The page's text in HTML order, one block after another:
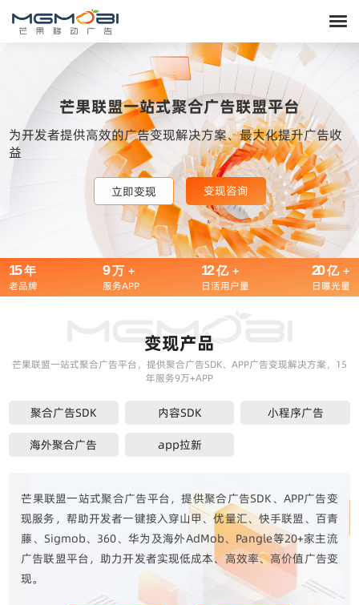
立即变现 变现咨询
芒果联盟一站式聚合广告联盟平台
为开发者提供高效的广告变现解决方案、最大化提升广告收
益
立即变现 变现咨询
立即变现 变现咨询
15 年
老品牌
9 万 +
服务APP
12 亿 +
日活用户量
20 亿 +
日曝光量
变现产品
芒果联盟一站式聚合广告平台，提供聚合广告SDK、APP广告变现解决方案，15
年服务9万+APP
聚合广告SDK 内容SDK
小程序广告
海外聚合广告
app拉新
芒果联盟一站式聚合广告平台，提供聚合广告SDK、APP广告变
现服务，帮助开发者一键接入穿山甲、优量汇、快手联盟、百青
藤、Sigmob、360、华为及海外AdMob、Pangle等20+家主流
广告联盟平台，助力开发者实现低成本、高效率、高价值广告变
现。